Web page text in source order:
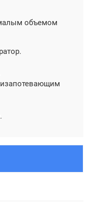
объемом